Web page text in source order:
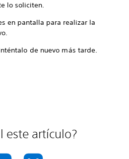
lo soliciten.
en pantalla para realizar la
de nuevo más tarde.
este artículo?